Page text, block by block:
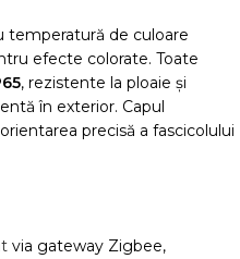
temperatură de culoare
efecte colorate. Toate
, rezistente la ploaie și
în exterior. Capul
precisă a fascicolului
via gateway Zigbee,